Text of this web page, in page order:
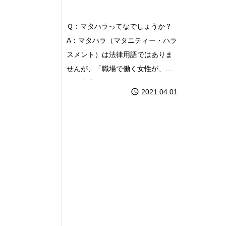
Ｑ：マタハラってなでしょうか？
A：マタハラ（マタニティー・ハラ
スメント）は法律用語ではありま
せんが、「職場で働く女性が、妊
娠・出産・
2021.04.01